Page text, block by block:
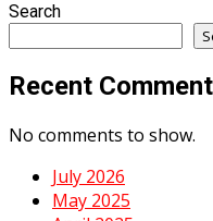
Search
Recent
No comments to show.
July 2026
May 2025